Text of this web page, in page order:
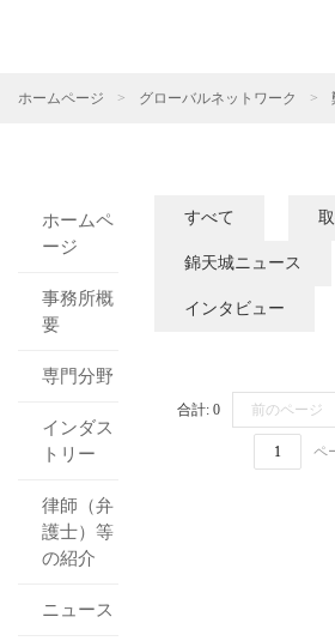
ホームページ > グローバルネットワーク >
ホームペ
ージ
事務所概
要
専門分野
インダス
トリー
律師（弁
護士）等
の紹介
ニュース
すべて
錦天城ニュース
インタビュー
合計: 0 前のページ
ペ